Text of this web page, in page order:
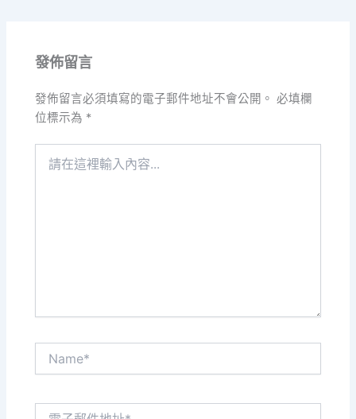
發佈留言
發佈留言必須填寫的電子郵件地址不會公開。 必填欄
位標示為 *